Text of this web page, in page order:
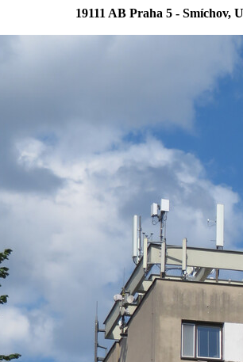
19111 AB Praha 5 - Smíchov,